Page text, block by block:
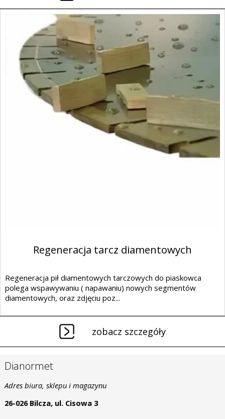
Regeneracja tarcz diamentowych
Regeneracja pił diamentowych tarczowych do piaskowca
polega wspawywaniu ( napawaniu) nowych segmentów
diamentowych, oraz zdjęciu poz...
zobacz szczegóły
Dianormet
Adres biura, sklepu i magazynu
26-026 Bilcza, ul. Cisowa 3